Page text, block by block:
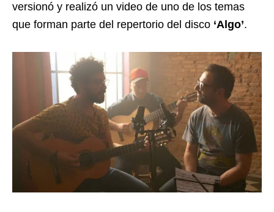
versionó y realizó un video de uno de los temas
que forman parte del repertorio del disco ‘Algo’.